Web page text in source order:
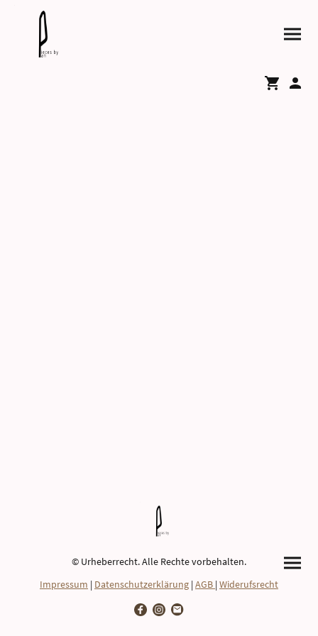
© Urheberrecht. Alle Rechte vorbehalten.
Impressum | Datenschutzerklärung | AGB | Widerufsrecht